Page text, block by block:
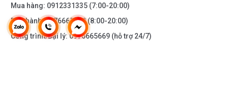
Mua hàng: 0912331335 (7:00-20:00)
Bảo hành:0976665669(8:00-20:00)
Công trình/Đại lý:0976665669 (hỗ trợ 24/7)